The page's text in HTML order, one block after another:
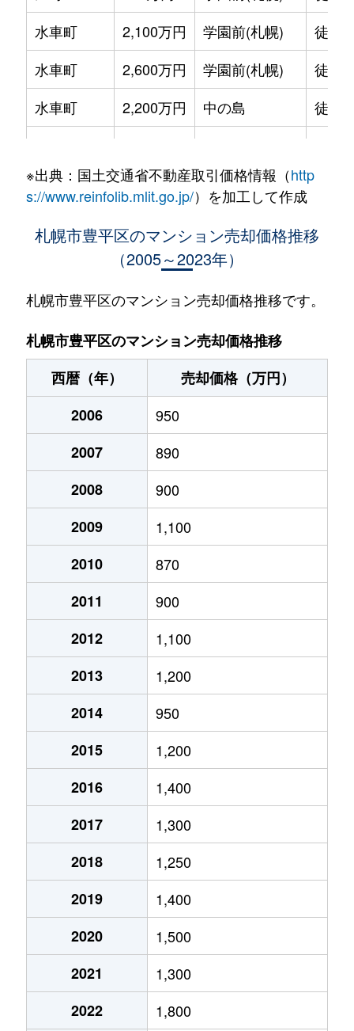
水車町
2,100万円 学園前(札幌)
徒歩
水車町
2,600万円 学園前(札幌)
徒歩
水車町
2,200万円 中の島
徒歩
水車町
1,400万円 中の島
徒歩
2,500万円 月寒中央
月寒中央通
2,700万円 月寒中央
月寒中央通
1,500万円 月寒中央
月寒中央通
3,000万円 月寒中央
月寒中央通
2,000万円
月寒中央通
260万円
月寒中央通
3,000万円
月寒中央通
3,300万円
月寒西１条
2,900万円
月寒西１条
1,600万円
月寒西１条
1,400万円
月寒西１条
1,100万円
月寒西２条
2,000万円
月寒西３条
1,800万円
月寒西３条
1,500万円
月寒西３条
1,700万円
月寒西３条
1,800万円
月寒西４条
1,700万円
月寒西４条
880万円
月寒西４条
700万円
月寒西５条
810万円
※出典：国土交通省不動産取引価格情報（http
s://www.reinfolib.mlit.go.jp/）を加工して作成
札幌市豊平区のマンション売却価格推移
（2005～2023年）
札幌市豊平区のマンション売却価格推移です。
札幌市豊平区のマンション売却価格推移
西暦（年）
売却価格（万円）
2006
950
2007
890
2008
900
2009
1,100
2010
870
2011
900
2012
1,100
2013
1,200
2014
950
2015
1,200
2016
1,400
2017
1,300
2018
1,250
2019
1,400
2020
1,500
2021
1,300
2022
1,800